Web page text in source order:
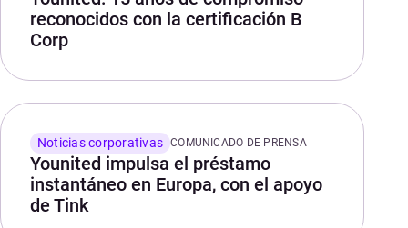
reconocidos con la certificación B
Corp
Noticias corporativas COMUNICADO DE PRENSA
Younited impulsa el préstamo
instantáneo en Europa, con el apoyo
de Tink